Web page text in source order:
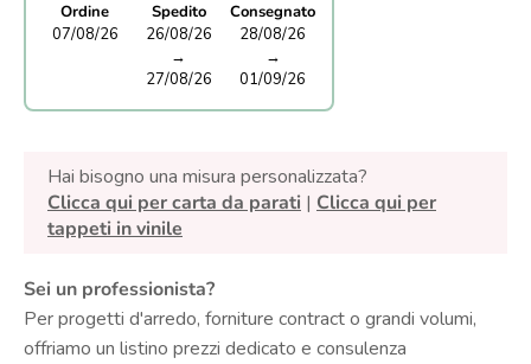
Ordine
07/08/26
Spedito
26/08/26
→
27/08/26
Consegnato
28/08/26
→
01/09/26
Hai bisogno una misura personalizzata?
Clicca qui per carta da parati | Clicca qui per
tappeti in vinile
Sei un professionista?
Per progetti d'arredo, forniture contract o grandi volumi,
offriamo un listino prezzi dedicato e consulenza